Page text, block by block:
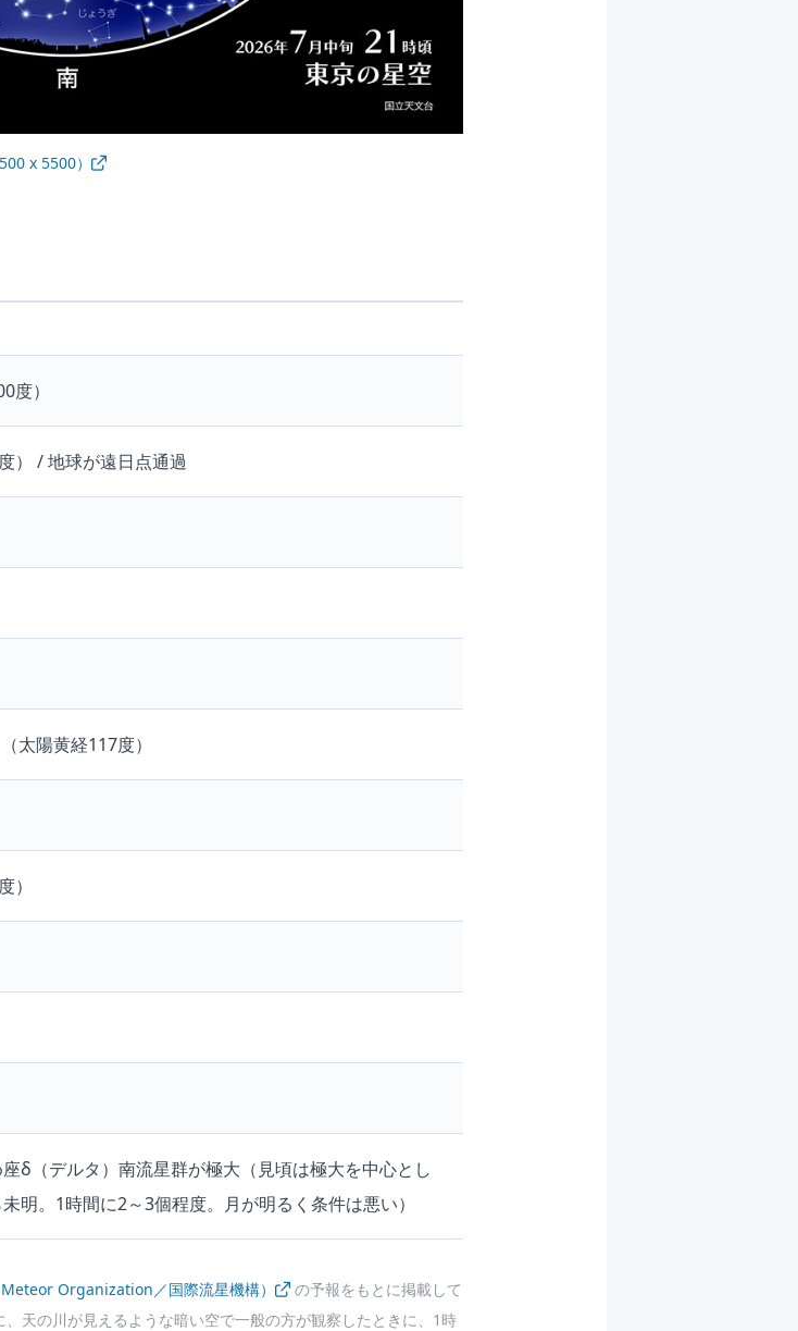
x 5500）
度）
） / 地球が遠日点通過
太陽黄経117度）
）
δ（デルタ）南流星群が極大（見頃は極大を中心とし
明。1時間に2～3個程度。月が明るく条件は悪い）
Organization／国際流星機構）
の予報をもとに掲載して
天の川が見えるような暗い空で一般の方が観察したときに、1時